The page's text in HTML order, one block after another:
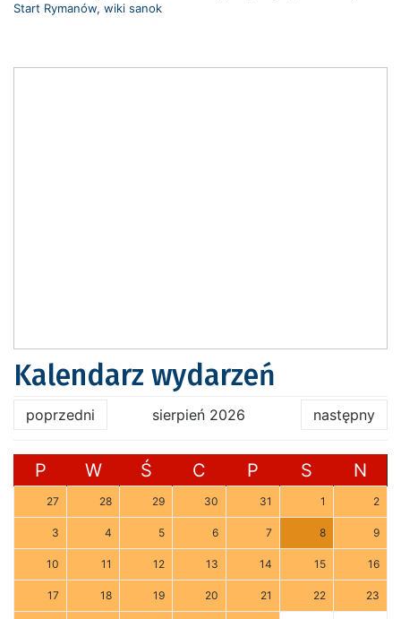
Start Rymanów, wiki sanok
Kalendarz wydarzeń
poprzedni sierpień 2026 następny
P W Ś C P S N
27 28 29 30 31 1 2
3 4 5 6 7 8 9
10 11 12 13 14 15 16
17 18 19 20 21 22 23